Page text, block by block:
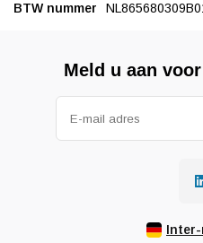
BTW nummer
Meld u aan